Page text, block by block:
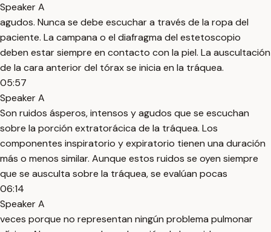
Speaker A
agudos. Nunca se debe escuchar a través de la ropa del
paciente. La campana o el diafragma del estetoscopio
deben estar siempre en contacto con la piel. La auscultación
de la cara anterior del tórax se inicia en la tráquea.
05:57
Speaker A
Son ruidos ásperos, intensos y agudos que se escuchan
sobre la porción extratorácica de la tráquea. Los
componentes inspiratorio y expiratorio tienen una duración
más o menos similar. Aunque estos ruidos se oyen siempre
que se ausculta sobre la tráquea, se evalúan pocas
06:14
Speaker A
veces porque no representan ningún problema pulmonar